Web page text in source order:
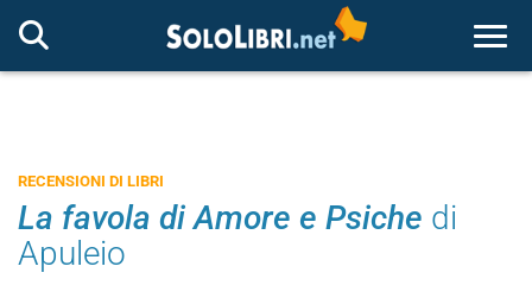
RECENSIONI DI LIBRI
La favola di Amore e Psiche di
Apuleio